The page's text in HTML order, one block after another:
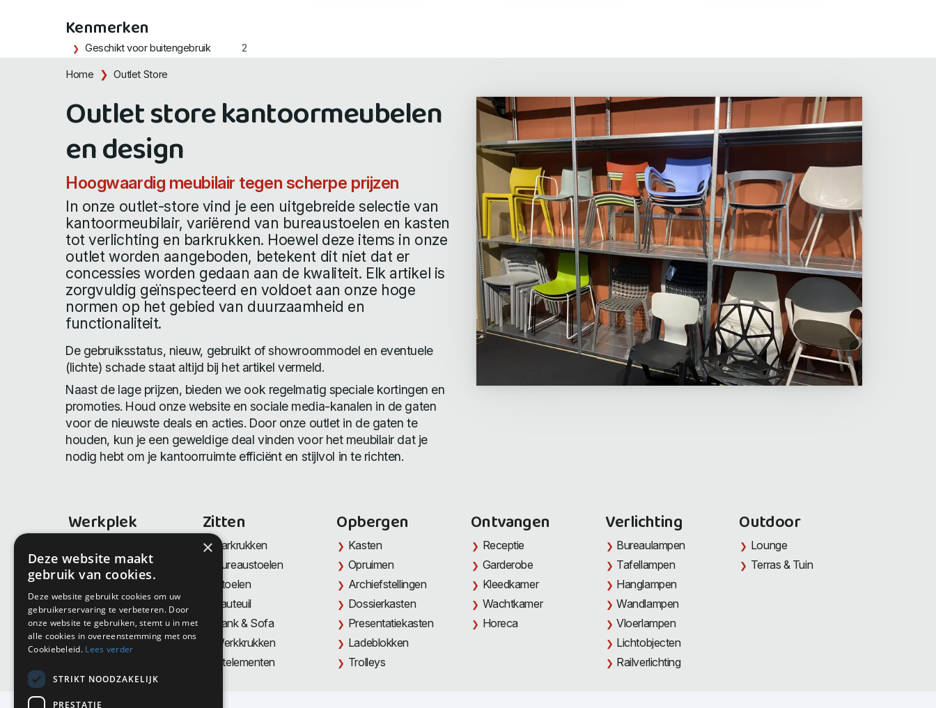
Kenmerken
Geschikt voor buitengebruik 2
Home Outlet Store
Outlet store kantoormeubelen
en design
Hoogwaardig meubilair tegen scherpe prijzen
In onze outlet-store vind je een uitgebreide selectie van
kantoormeubilair, variërend van bureaustoelen en kasten
tot verlichting en barkrukken. Hoewel deze items in onze
outlet worden aangeboden, betekent dit niet dat er
concessies worden gedaan aan de kwaliteit. Elk artikel is
zorgvuldig geïnspecteerd en voldoet aan onze hoge
normen op het gebied van duurzaamheid en
functionaliteit.
De gebruiksstatus, nieuw, gebruikt of showroommodel en eventuele
(lichte) schade staat altijd bij het artikel vermeld.
Naast de lage prijzen, bieden we ook regelmatig speciale kortingen en
promoties. Houd onze website en sociale media-kanalen in de gaten
voor de nieuwste deals en acties. Door onze outlet in de gaten te
houden, kun je een geweldige deal vinden voor het meubilair dat je
nodig hebt om je kantoorruimte efficiënt en stijlvol in te richten.
Werkplek
Thuiswerkplek
Directiemeubilair
Akoestiek & Privacy
Tafels
Zitten
Barkrukken
Bureaustoelen
Stoelen
Fauteuil
Bank & Sofa
Werkkrukken
Zitelementen
Opbergen
Kasten
Opruimen
Archiefstellingen
Dossierkasten
Presentatiekasten
Ladeblokken
Trolleys
Ontvangen
Receptie
Garderobe
Kleedkamer
Wachtkamer
Horeca
Verlichting
Bureaulampen
Tafellampen
Hanglampen
Wandlampen
Vloerlampen
Lichtobjecten
Railverlichting
Outdoor
Lounge
Terras & Tuin
×
Deze website maakt
gebruik van cookies.
Deze website gebruikt cookies om uw
gebruikerservaring te verbeteren. Door
onze website te gebruiken, stemt u in met
alle cookies in overeenstemming met ons
Cookiebeleid. Lees verder
STRIKT NOODZAKELIJK
PRESTATIE